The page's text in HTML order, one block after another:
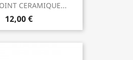
CERAMIQUE...
12,00 €